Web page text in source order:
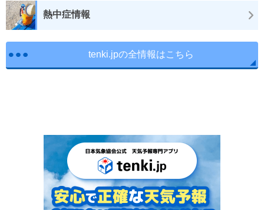
熱中症情報
tenki.jpの全情報はこちら